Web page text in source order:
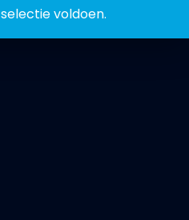
selectie voldoen.